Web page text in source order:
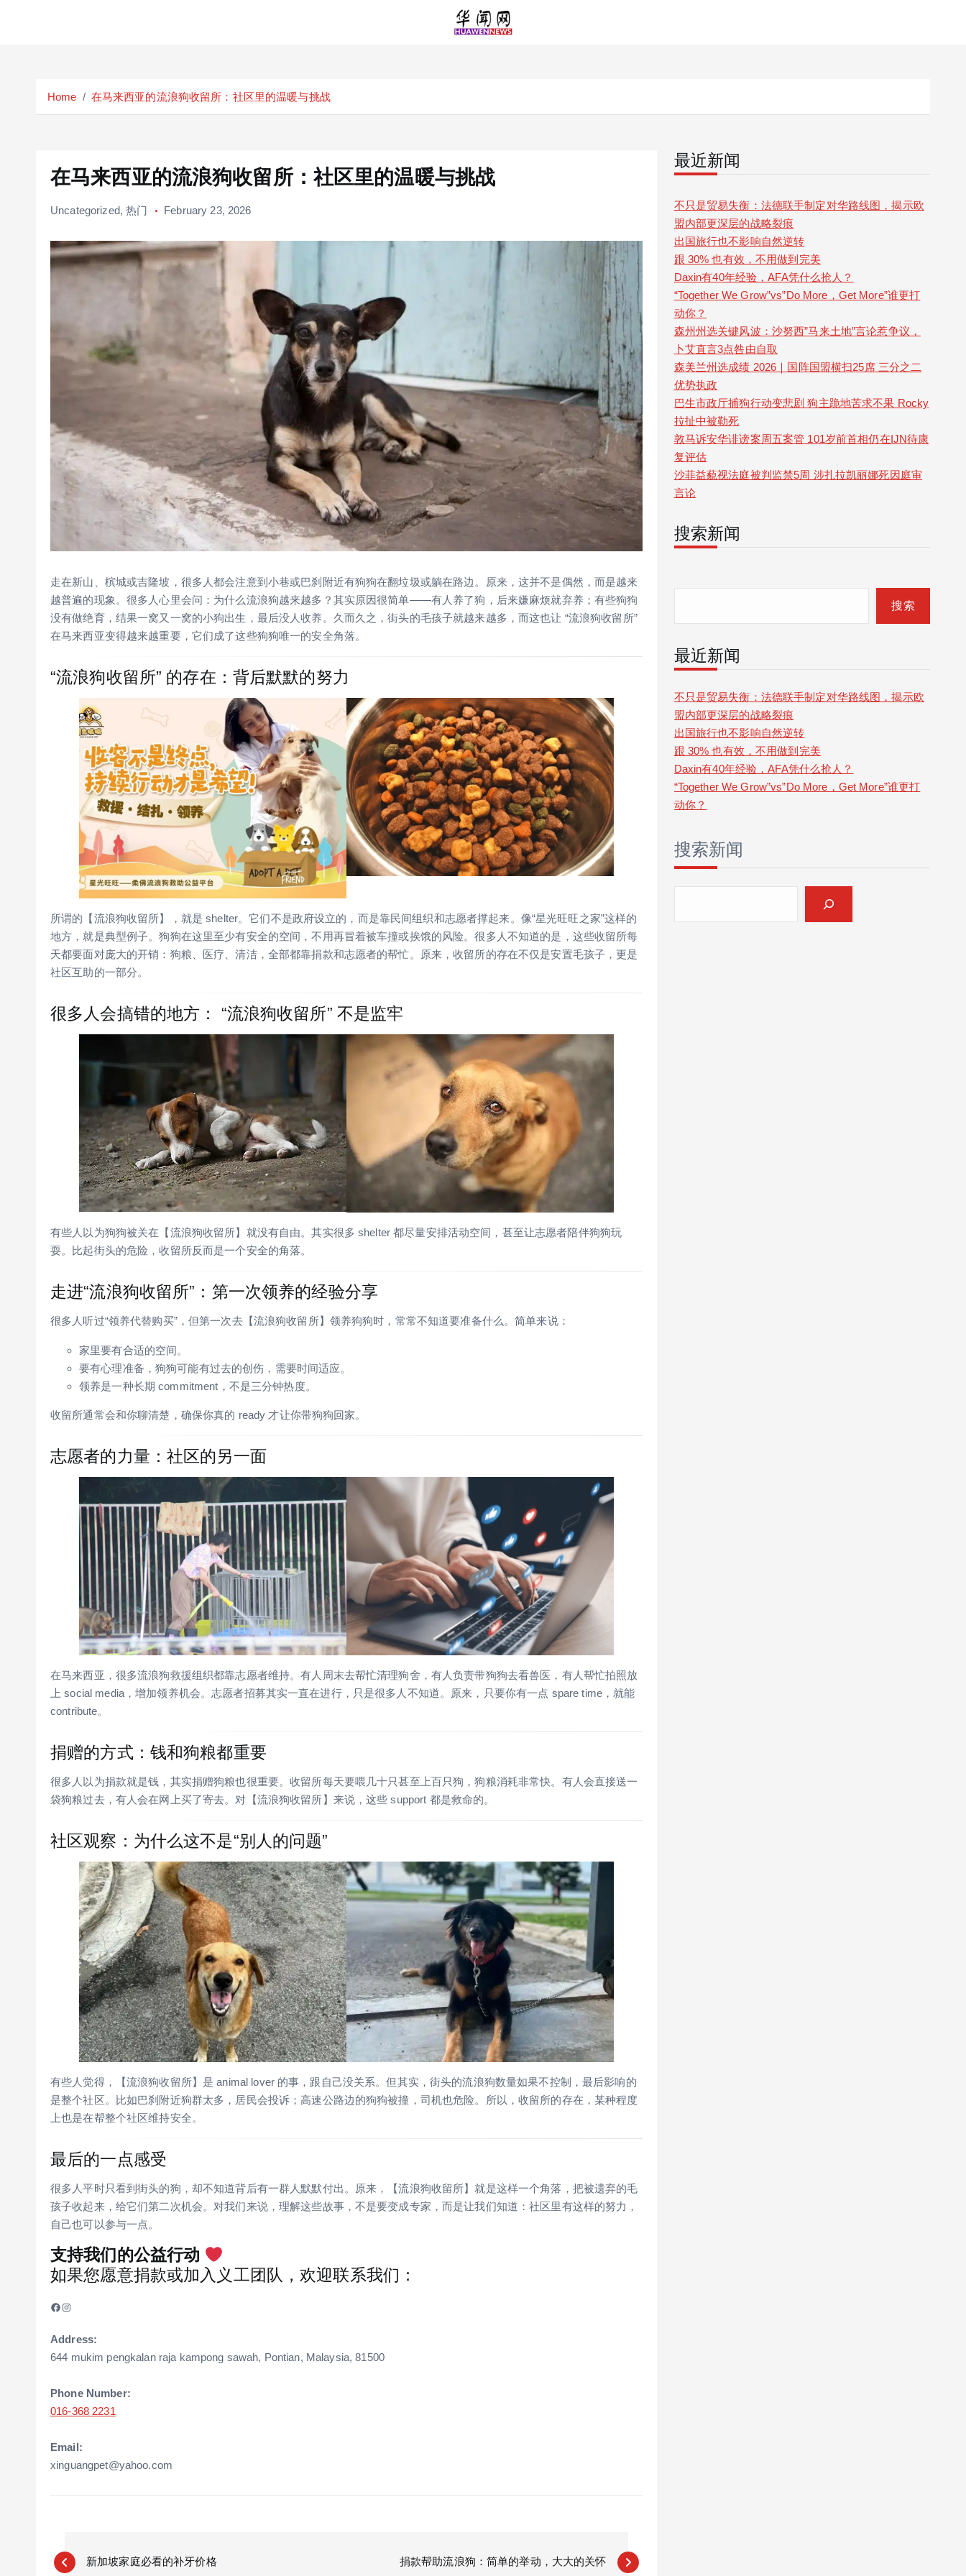
Home 在马来西亚的流浪狗收留所：社区里的温暖与挑战
在马来西亚的流浪狗收留所：社区里的温暖与挑战
Uncategorized,热门 February 23, 2026
走在新山、槟城或吉隆坡，很多人都会注意到小巷或巴刹附近有狗狗在翻垃圾或躺在路边。原来，这并不是偶然，而是越来
越普遍的现象。很多人心里会问：为什么流浪狗越来越多？其实原因很简单——有人养了狗，后来嫌麻烦就弃养；有些狗狗
没有做绝育，结果一窝又一窝的小狗出生，最后没人收养。久而久之，街头的毛孩子就越来越多，而这也让 “流浪狗收留所”
在马来西亚变得越来越重要，它们成了这些狗狗唯一的安全角落。
“流浪狗收留所” 的存在：背后默默的努力
所谓的【流浪狗收留所】，就是 shelter。它们不是政府设立的，而是靠民间组织和志愿者撑起来。像“星光旺旺之家”这样的
地方，就是典型例子。狗狗在这里至少有安全的空间，不用再冒着被车撞或挨饿的风险。很多人不知道的是，这些收留所每
天都要面对庞大的开销：狗粮、医疗、清洁，全部都靠捐款和志愿者的帮忙。原来，收留所的存在不仅是安置毛孩子，更是
社区互助的一部分。
很多人会搞错的地方： “流浪狗收留所” 不是监牢
有些人以为狗狗被关在【流浪狗收留所】就没有自由。其实很多 shelter 都尽量安排活动空间，甚至让志愿者陪伴狗狗玩
耍。比起街头的危险，收留所反而是一个安全的角落。
走进“流浪狗收留所”：第一次领养的经验分享
很多人听过“领养代替购买”，但第一次去【流浪狗收留所】领养狗狗时，常常不知道要准备什么。简单来说：
家里要有合适的空间。
要有心理准备，狗狗可能有过去的创伤，需要时间适应。
领养是一种长期 commitment，不是三分钟热度。
收留所通常会和你聊清楚，确保你真的 ready 才让你带狗狗回家。
志愿者的力量：社区的另一面
在马来西亚，很多流浪狗救援组织都靠志愿者维持。有人周末去帮忙清理狗舍，有人负责带狗狗去看兽医，有人帮忙拍照放
上 social media，增加领养机会。志愿者招募其实一直在进行，只是很多人不知道。原来，只要你有一点 spare time，就能
contribute。
捐赠的方式：钱和狗粮都重要
很多人以为捐款就是钱，其实捐赠狗粮也很重要。收留所每天要喂几十只甚至上百只狗，狗粮消耗非常快。有人会直接送一
袋狗粮过去，有人会在网上买了寄去。对【流浪狗收留所】来说，这些 support 都是救命的。
社区观察：为什么这不是“别人的问题”
有些人觉得，【流浪狗收留所】是 animal lover 的事，跟自己没关系。但其实，街头的流浪狗数量如果不控制，最后影响的
是整个社区。比如巴刹附近狗群太多，居民会投诉；高速公路边的狗狗被撞，司机也危险。所以，收留所的存在，某种程度
上也是在帮整个社区维持安全。
最后的一点感受
很多人平时只看到街头的狗，却不知道背后有一群人默默付出。原来，【流浪狗收留所】就是这样一个角落，把被遗弃的毛
孩子收起来，给它们第二次机会。对我们来说，理解这些故事，不是要变成专家，而是让我们知道：社区里有这样的努力，
自己也可以参与一点。
支持我们的公益行动
如果您愿意捐款或加入义工团队，欢迎联系我们：
Facebook Instagram
Address:
644 mukim pengkalan raja kampong sawah, Pontian, Malaysia, 81500
Phone Number:
016-368 2231
Email:
xinguangpet@yahoo.com
o
新加坡家庭必看的补牙价格 捐款帮助流浪狗：简单的举动，大大的关怀
最近新闻
不只是贸易失衡：法德联手制定对华路线图，揭示欧
盟内部更深层的战略裂痕
出国旅行也不影响自然逆转
跟 30% 也有效，不用做到完美
Daxin有40年经验，AFA凭什么抢人？
“Together We Grow”vs”Do More，Get More”谁更打
动你？
森州州选关键风波：沙努西”马来土地”言论惹争议，
卜艾直言3点咎由自取
森美兰州选成绩 2026｜国阵国盟横扫25席 三分之二
优势执政
巴生市政厅捕狗行动变悲剧 狗主跪地苦求不果 Rocky
拉扯中被勒死
敦马诉安华诽谤案周五案管 101岁前首相仍在IJN待康
复评估
沙菲益藐视法庭被判监禁5周 涉扎拉凯丽娜死因庭审
言论
搜索新闻
r
c
h
搜索
最近新闻
不只是贸易失衡：法德联手制定对华路线图，揭示欧
盟内部更深层的战略裂痕
出国旅行也不影响自然逆转
跟 30% 也有效，不用做到完美
Daxin有40年经验，AFA凭什么抢人？
“Together We Grow”vs”Do More，Get More”谁更打
动你？
搜索新闻